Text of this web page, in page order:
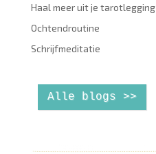
Haal meer uit je tarotlegging
Ochtendroutine
Schrijfmeditatie
Alle blogs >>